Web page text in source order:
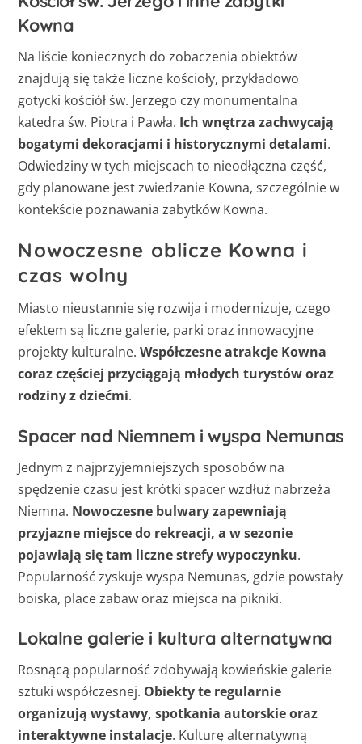
Kowna
Na liście koniecznych do zobaczenia obiektów
znajdują się także liczne kościoły, przykładowo
gotycki kościół św. Jerzego czy monumentalna
katedra św. Piotra i Pawła. Ich wnętrza zachwycają
bogatymi dekoracjami i historycznymi detalami.
Odwiedziny w tych miejscach to nieodłączna część,
gdy planowane jest zwiedzanie Kowna, szczególnie w
kontekście poznawania zabytków Kowna.
Nowoczesne oblicze Kowna i
czas wolny
Miasto nieustannie się rozwija i modernizuje, czego
efektem są liczne galerie, parki oraz innowacyjne
projekty kulturalne.Współczesne atrakcje Kowna
coraz częściej przyciągają młodych turystów oraz
rodziny z dziećmi.
Spacer nad Niemnem i wyspa Nemunas
Jednym z najprzyjemniejszych sposobów na
spędzenie czasu jest krótki spacer wzdłuż nabrzeża
Niemna. Nowoczesne bulwary zapewniają
przyjazne miejsce do rekreacji, a w sezonie
pojawiają się tam liczne strefy wypoczynku.
Popularność zyskuje wyspa Nemunas, gdzie powstały
boiska, place zabaw oraz miejsca na pikniki.
Lokalne galerie i kultura alternatywna
Rosnącą popularność zdobywają kowieńskie galerie
sztuki współczesnej. Obiekty te regularnie
organizują wystawy, spotkania autorskie oraz
interaktywne instalacje. Kulturę alternatywną